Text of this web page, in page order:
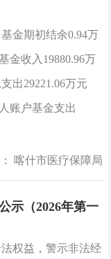
金期初结余0.94万
金收入19880.96万
出29221.06万元
账户基金支出
喀什市医疗保障局
示（2026年第一
权益，警示非法经